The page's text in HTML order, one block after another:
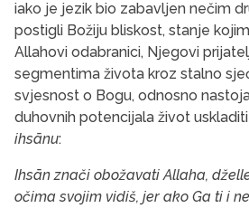
iako je jezik bio zabavljen nečim
postigli Božiju bliskost, stanje
Allahovi odabranici, Njegovi
segmentima života kroz stalno
svjesnost o Bogu, odnosno
duhovnih potencijala život
ihsānu:
Ihsān znači obožavati Allaha,
očima svojim vidiš, jer ako Ga ti i